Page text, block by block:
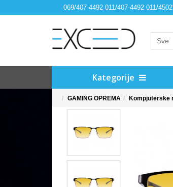
069/407-4492 011/407-4492 011/
Kategorije
GAMING OPREMA Kompjuterske